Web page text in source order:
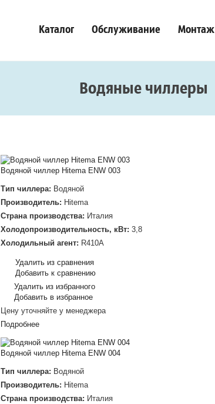
Каталог Обслуживание Монтаж
Водяные чиллеры
Водяной чиллер Hitema ENW 003
Тип чиллера: Водяной
Производитель: Hitema
Страна производства: Италия
Холодопроизводительность, кВт: 3,8
Холодильный агент: R410A
Удалить из сравнения
Добавить к сравнению
Удалить из избранного
Добавить в избранное
Цену уточняйте у менеджера
Подробнее
Водяной чиллер Hitema ENW 004
Тип чиллера: Водяной
Производитель: Hitema
Страна производства: Италия